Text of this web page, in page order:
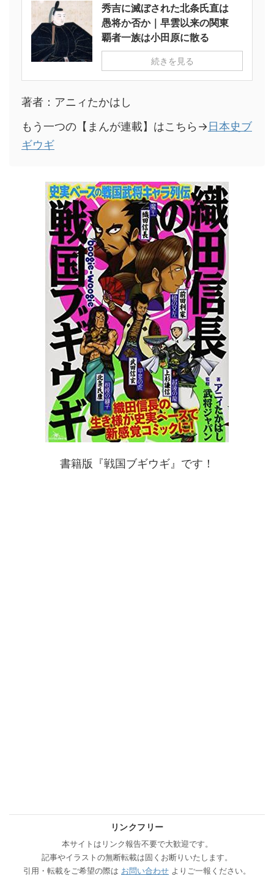
秀吉に滅ぼされた北条氏直は
愚将か否か｜早雲以来の関東
覇者一族は小田原に散る
続きを見る
著者：アニィたかはし
もう一つの【まんが連載】はこちら→日本史ブ
ギウギ
書籍版『戦国ブギウギ』です！
リンクフリー
本サイトはリンク報告不要で大歓迎です。
記事やイラストの無断転載は固くお断りいたします。
引用・転載をご希望の際は お問い合わせ よりご一報ください。